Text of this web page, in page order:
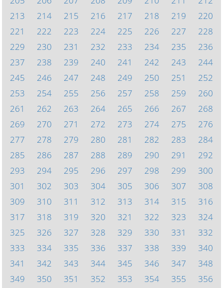
213
214 215 216 217 218 219
220
221
222 223 224 225 226 227
228
229
230 231 232 233 234 235
236
237
238 239 240 241 242 243
244
245
246 247 248 249 250 251
252
253
254 255 256 257 258 259
260
261
262 263 264 265 266 267
268
269
270 271 272 273 274 275
276
277
278 279 280 281 282 283
284
285
286 287 288 289 290 291
292
293
294 295 296 297 298 299
300
301
302 303 304 305 306 307
308
309
310 311 312 313 314 315
316
317
318 319 320 321 322 323
324
325
326 327 328 329 330 331
332
333
334 335 336 337 338 339
340
341
342 343 344 345 346 347
348
349
350 351 352 353 354 355
356